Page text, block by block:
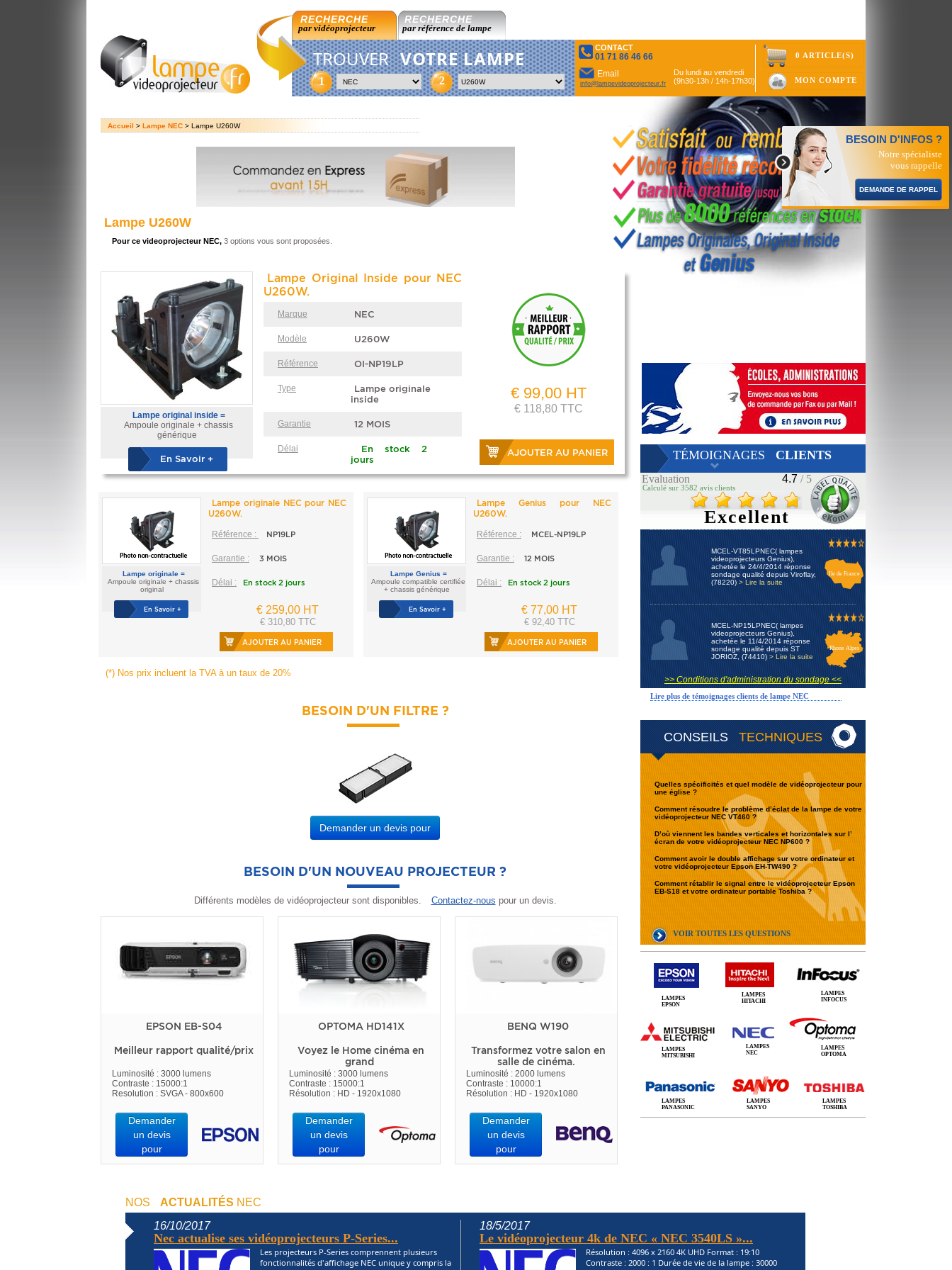
RECHERCHE
par vidéoprojecteur
RECHERCHE
par référence de lampe
TROUVER VOTRE LAMPE
1 2
CONTACT
01 71 86 46 66
Email
info@lampevideoprojecteur.fr
Du lundi au vendredi
(9h30-13h / 14h-17h30)
0 ARTICLE(S)
MON COMPTE
Accueil > Lampe NEC > Lampe U260W
CONSEILS TECHNIQUES
BESOIN D'INFOS ?
Notre spécialiste
vous rappelle
DEMANDE DE RAPPEL
Quelles spécificités et quel modèle de vidéoprojecteur pour
une église ?
Comment résoudre le problème d’éclat de la lampe de votre
vidéoprojecteur NEC VT460 ?
D’où viennent les bandes verticales et horizontales sur l’
écran de votre vidéoprojecteur NEC NP600 ?
Comment avoir le double affichage sur votre ordinateur et
votre vidéoprojecteur Epson EH-TW490 ?
Comment rétablir le signal entre le vidéoprojecteur Epson
EB-S18 et votre ordinateur portable Toshiba ?
VOIR TOUTES LES QUESTIONS
TÉMOIGNAGES CLIENTS
Evaluation 4.7 / 5
Calculé sur 3582 avis clients
Excellent
MCEL-VT85LPNEC( lampes
videoprojecteurs Genius),
achetée le 24/4/2014 réponse
sondage qualité depuis Viroflay,
(78220) > Lire la suite
Ile de France
MCEL-NP15LPNEC( lampes
videoprojecteurs Genius),
achetée le 11/4/2014 réponse
sondage qualité depuis ST
JORIOZ, (74410) > Lire la suite
Rhone Alpes
>> Conditions d'administration du sondage <<
Lire plus de témoignages clients de lampe NEC
LAMPES
EPSON
LAMPES
HITACHI
LAMPES
INFOCUS
LAMPES
MITSUBISHI
LAMPES
NEC
LAMPES
OPTOMA
LAMPES
PANASONIC
LAMPES
SANYO
LAMPES
TOSHIBA
Lampe U260W
Pour ce videoprojecteur NEC, 3 options vous sont proposées.
Lampe original inside =
Ampoule originale + chassis
générique
En Savoir +
Lampe Original Inside pour NEC
U260W.
Marque NEC
Modèle U260W
Référence OI-NP19LP
Type
Lampe originale
inside
Garantie 12 MOIS
Délai
En stock 2
jours
€ 99,00 HT
€ 118,80 TTC
AJOUTER AU PANIER
Lampe originale =
Ampoule originale + chassis
original
En Savoir +
Lampe originale NEC pour NEC
U260W.
Référence : NP19LP
Garantie : 3 MOIS
Délai : En stock 2 jours
€ 259,00 HT
€ 310,80 TTC
AJOUTER AU PANIER
Lampe Genius =
Ampoule compatible certifiée
+ chassis générique
En Savoir +
Lampe Genius pour NEC
U260W.
Référence : MCEL-NP19LP
Garantie : 12 MOIS
Délai : En stock 2 jours
€ 77,00 HT
€ 92,40 TTC
AJOUTER AU PANIER
(*) Nos prix incluent la TVA à un taux de 20%
BESOIN D'UN FILTRE ?
Demander un devis pour
BESOIN D'UN NOUVEAU PROJECTEUR ?
Différents modèles de vidéoprojecteur sont disponibles. Contactez-nous pour un devis.
EPSON EB-S04
Meilleur rapport qualité/prix
Luminosité : 3000 lumens
Contraste : 15000:1
Resolution : SVGA - 800x600
Demander
un devis
pour
OPTOMA HD141X
Voyez le Home cinéma en
grand
Luminosité : 3000 lumens
Contraste : 15000:1
Résolution : HD - 1920x1080
Demander
un devis
pour
BENQ W190
Transformez votre salon en
salle de cinéma.
Luminosité : 2000 lumens
Contraste : 10000:1
Résolution : HD - 1920x1080
Demander
un devis
pour
NOS ACTUALITÉS NEC
16/10/2017
Nec actualise ses vidéoprojecteurs P-Series...
Les projecteurs P-Series comprennent plusieurs
fonctionnalités d'affichage NEC unique y compris la
18/5/2017
Le vidéoprojecteur 4k de NEC « NEC 3540LS »...
Résolution : 4096 x 2160 4K UHD Format : 19:10
Contraste : 2000 : 1 Durée de vie de la lampe : 30000